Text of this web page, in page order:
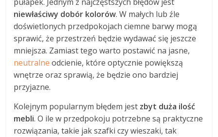
pułapek. Jednym z najczęstszych błędów jest
niewłaściwy dobór kolorów. W małych lub źle
doświetlonych przedpokojach ciemne barwy mogą
sprawić, że przestrzeń będzie wydawać się jeszcze
mniejsza. Zamiast tego warto postawić na jasne,
neutralne odcienie, które optycznie powiększą
wnętrze oraz sprawią, że będzie ono bardziej
przyjazne.
Kolejnym popularnym błędem jest zbyt duża ilość
mebli. O ile w przedpokoju potrzebne są praktyczne
rozwiązania, takie jak szafki czy wieszaki, tak